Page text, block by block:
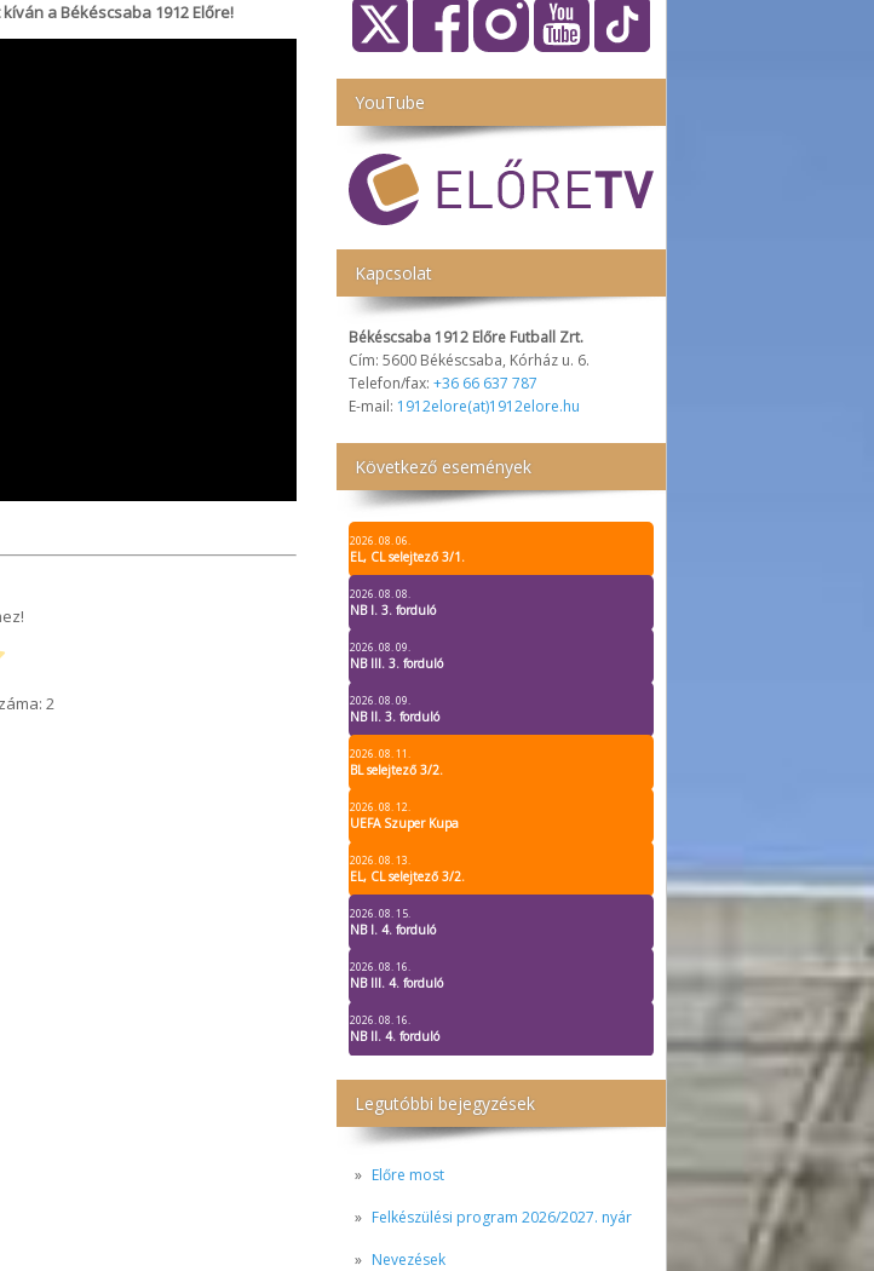
YouTube
Kapcsolat
Békéscsaba 1912 Előre Futball Zrt.
Cím: 5600 Békéscsaba, Kórház u. 6.
Telefon/fax: +36 66 637 787
E-mail: 1912elore(at)1912elore.hu
Következő események
2026. 08. 06.
EL, CL selejtező 3/1.
2026. 08. 08.
NB I. 3. forduló
2026. 08. 09.
NB III. 3. forduló
2026. 08. 09.
NB II. 3. forduló
2026. 08. 11.
BL selejtező 3/2.
2026. 08. 12.
UEFA Szuper Kupa
2026. 08. 13.
EL, CL selejtező 3/2.
2026. 08. 15.
NB I. 4. forduló
2026. 08. 16.
NB III. 4. forduló
2026. 08. 16.
NB II. 4. forduló
Legutóbbi bejegyzések
Előre most
Felkészülési program 2026/2027. nyár
Nevezések
a Békéscsaba 1912 Előre!
2